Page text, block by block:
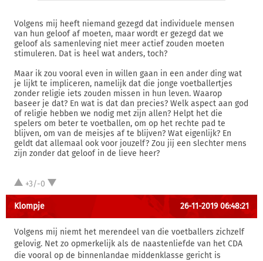
Volgens mij heeft niemand gezegd dat individuele mensen
van hun geloof af moeten, maar wordt er gezegd dat we
geloof als samenleving niet meer actief zouden moeten
stimuleren. Dat is heel wat anders, toch?
Maar ik zou vooral even in willen gaan in een ander ding wat
je lijkt te impliceren, namelijk dat die jonge voetballertjes
zonder religie iets zouden missen in hun leven. Waarop
baseer je dat? En wat is dat dan precies? Welk aspect aan god
of religie hebben we nodig met zijn allen? Helpt het die
spelers om beter te voetballen, om op het rechte pad te
blijven, om van de meisjes af te blijven? Wat eigenlijk? En
geldt dat allemaal ook voor jouzelf? Zou jij een slechter mens
zijn zonder dat geloof in de lieve heer?
+3/-0
Klompje 26-11-2019 06:48:21
Volgens mij niemt het merendeel van die voetballers zichzelf
gelovig. Net zo opmerkelijk als de naastenliefde van het CDA
die vooral op de binnenlandae middenklasse gericht is